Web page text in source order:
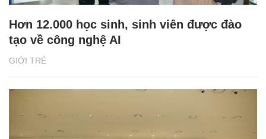
GIỚI TRẺ
Hơn 12.000 học sinh, sinh viên được đào
tạo về công nghệ AI